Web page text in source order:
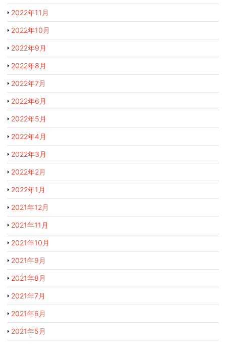
2022年11月
2022年10月
2022年9月
2022年8月
2022年7月
2022年6月
2022年5月
2022年4月
2022年3月
2022年2月
2022年1月
2021年12月
2021年11月
2021年10月
2021年9月
2021年8月
2021年7月
2021年6月
2021年5月